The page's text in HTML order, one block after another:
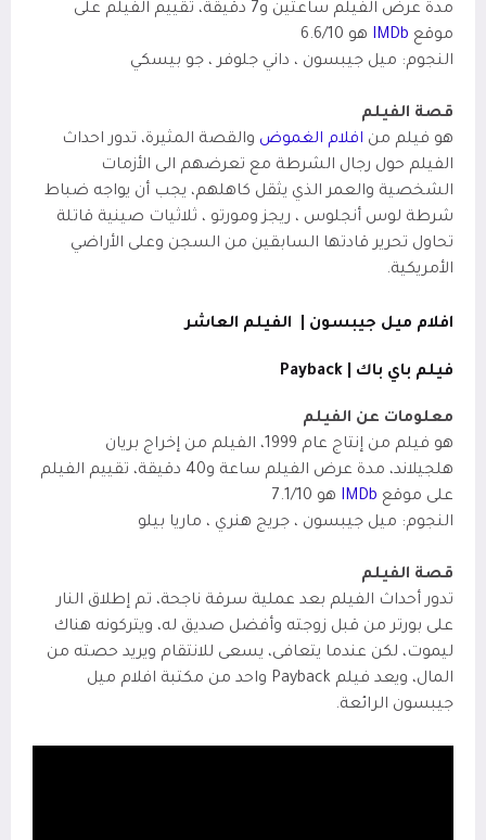
مدة عرض الفيلم ساعتين
و7 دقيقة، تقييم الفيلم على
موقع IMDb هو 6.6/10
النجوم: ميل جيبسون ، داني جلوفر ، جو بيسكي
قصة الفيلم
هو فيلم من افلام الغموض والقصة المثيرة، تدور احداث
الفيلم حول رجال الشرطة مع تعرضهم الى الأزمات
الشخصية والعمر الذي يثقل كاهلهم، يجب أن يواجه ضباط
شرطة لوس أنجلوس ، ريجز ومورتو ، ثلاثيات صينية قاتلة
تحاول تحرير قادتها السابقين من السجن وعلى الأراضي
الأمريكية.
افلام ميل جيبسون | الفيلم العاشر
فيلم باي باك | Payback
معلومات عن الفيلم
هو فيلم من إنتاج عام 1999، الفيلم من إخراج بريان
هلجيلاند، مدة عرض الفيلم ساعة و40 دقيقة،
تقييم الفيلم
على موقع IMDb هو 7.1/10
النجوم: ميل جيبسون ، جريج هنري ، ماريا بيلو
قصة الفيلم
تدور أحداث الفيلم بعد عملية سرقة ناجحة، تم إطلاق النار
على بورتر من قبل زوجته وأفضل صديق له، ويتركونه هناك
ليموت، لكن عندما يتعافى، يسعى للانتقام ويريد حصته من
المال، ويعد فيلم Payback واحد من مكتبة افلام ميل
جيبسون الرائعة.